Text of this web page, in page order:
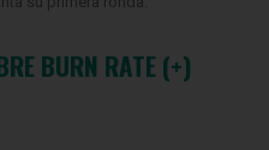
BURN RATE (+)